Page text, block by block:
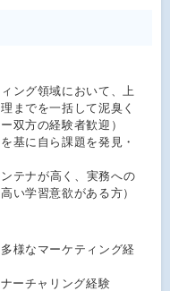
ング領域において、上
までを一括して泥臭く
双方の経験者歓迎）
基に自ら課題を発見・
テナが高く、実務への
い学習意欲がある方）
様なマーケティング経
ーチャリング経験